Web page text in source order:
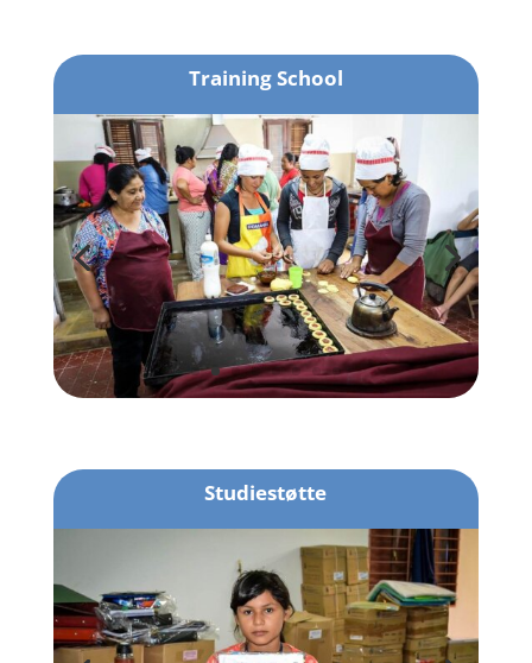
Training School
Studiestøtte